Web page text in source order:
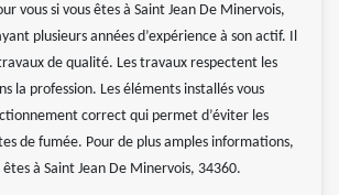
vous si vous êtes à Saint Jean De Minervois,
plusieurs années d’expérience à son actif. Il
de qualité. Les travaux respectent les
la profession. Les éléments installés vous
correct qui permet d’éviter les
de fumée. Pour de plus amples informations,
à Saint Jean De Minervois, 34360.